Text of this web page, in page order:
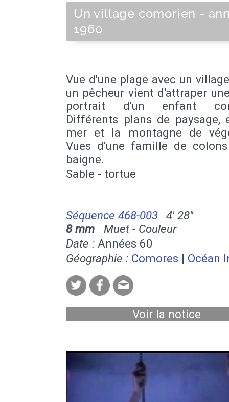
Un village comorien -
1960
Vue d'une plage avec un
un pêcheur vient d'attraper
portrait d'un enfant
Différents plans de paysage,
mer et la montagne de
Vues d'une famille de
baigne.
Sable - tortue
Séquence 468-003
4' 28''
8 mm Muet - Couleur
Date : Années 60
Géographie : Comores | Océan
Voir la notice